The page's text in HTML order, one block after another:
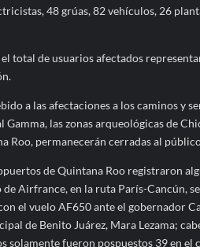
48 grúas, 82 vehículos, 26
total de usuarios afectados
a las afectaciones a los caminos y
las zonas arqueológicas de
Roo, permanecerán cerradas al
de Quintana Roo registraron
de Airfrance, en la ruta París-Cancún,
el vuelo AF650 ante el gobernador
de Benito Juárez, Mara Lezama;
solamente fueron pospuestos 39 en